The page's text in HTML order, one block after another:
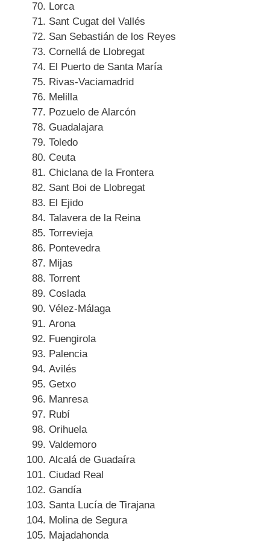
Lorca
Sant Cugat del Vallés
San Sebastián de los Reyes
Cornellá de Llobregat
El Puerto de Santa María
Rivas-Vaciamadrid
Melilla
Pozuelo de Alarcón
Guadalajara
Toledo
Ceuta
Chiclana de la Frontera
Sant Boi de Llobregat
El Ejido
Talavera de la Reina
Torrevieja
Pontevedra
Mijas
Torrent
Coslada
Vélez-Málaga
Arona
Fuengirola
Palencia
Avilés
Getxo
Manresa
Rubí
Orihuela
Valdemoro
Alcalá de Guadaíra
Ciudad Real
Gandía
Santa Lucía de Tirajana
Molina de Segura
Majadahonda